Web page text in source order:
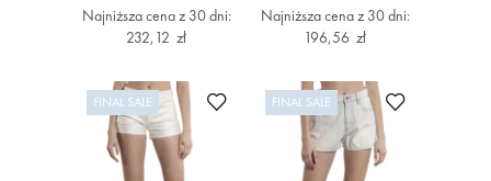
Najniższa cena z 30 dni:
232,12 zł
Najniższa cena z 30 dni:
196,56 zł
FINAL SALE Dodaj do ulubionych
FINAL SALE Dodaj do